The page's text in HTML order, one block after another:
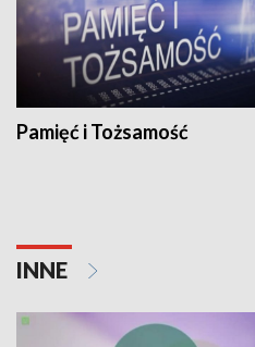
Pamięć i Tożsamość
INNE